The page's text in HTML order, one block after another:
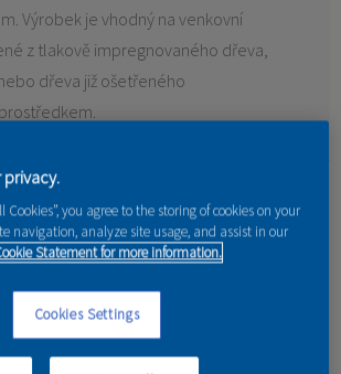
Výrobek je vhodný na venkovní
z tlakově impregnovaného dřeva,
dřeva již ošetřeného
Matný s protiskluzovým filmem
vody:Odpuzuje vodu,
před nepřízní počasí.
Cookies”, you agree to the storing of cookies on your
navigation, analyze site usage, and assist in our
Statement for more information.
Cookies Settings